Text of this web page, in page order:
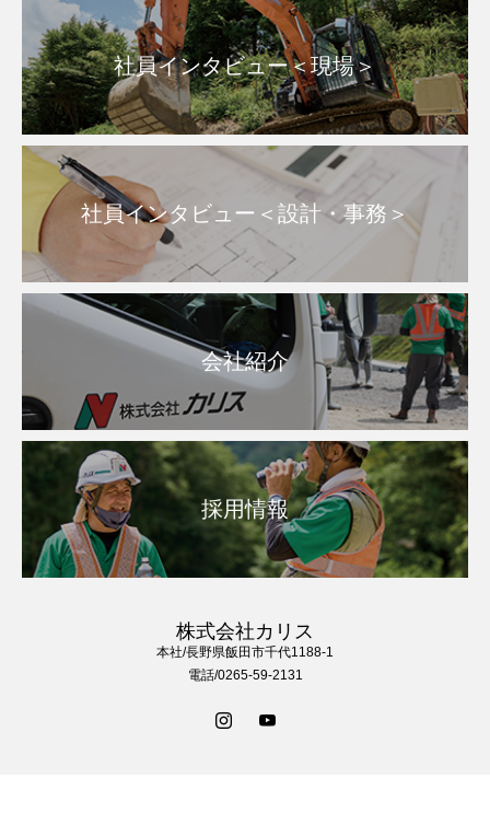
社員インタビュー＜現場＞
社員インタビュー＜設計・事務＞
会社紹介
採用情報
株式会社カリス
本社/長野県飯田市千代1188-1
電話/0265-59-2131